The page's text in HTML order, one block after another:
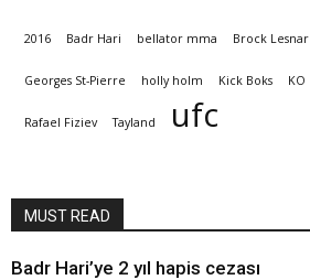
2016 Badr Hari bellator mma Brock Lesnar
Georges St-Pierre holly holm Kick Boks KO
Rafael Fiziev Tayland ufc
MUST READ
Badr Hari’ye 2 yıl hapis cezası